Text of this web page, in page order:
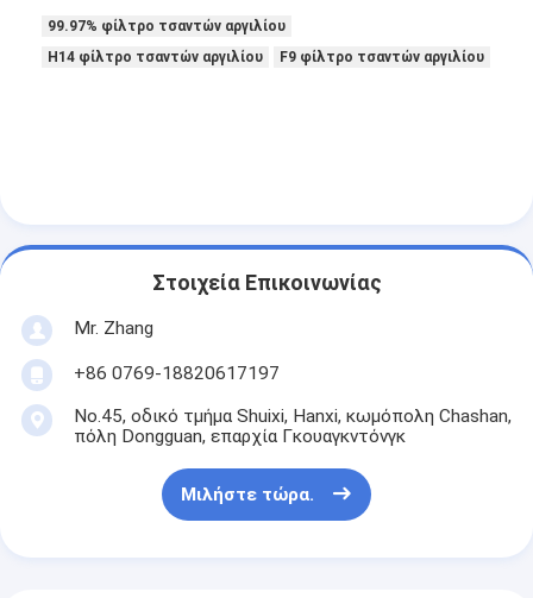
99.97% φίλτρο τσαντών αργιλίου
H14 φίλτρο τσαντών αργιλίου
F9 φίλτρο τσαντών αργιλίου
Στοιχεία Επικοινωνίας
Mr. Zhang
+86 0769-18820617197
No.45, οδικό τμήμα Shuixi, Hanxi, κωμόπολη Chashan,
πόλη Dongguan, επαρχία Γκουαγκντόνγκ
Μιλήστε τώρα.